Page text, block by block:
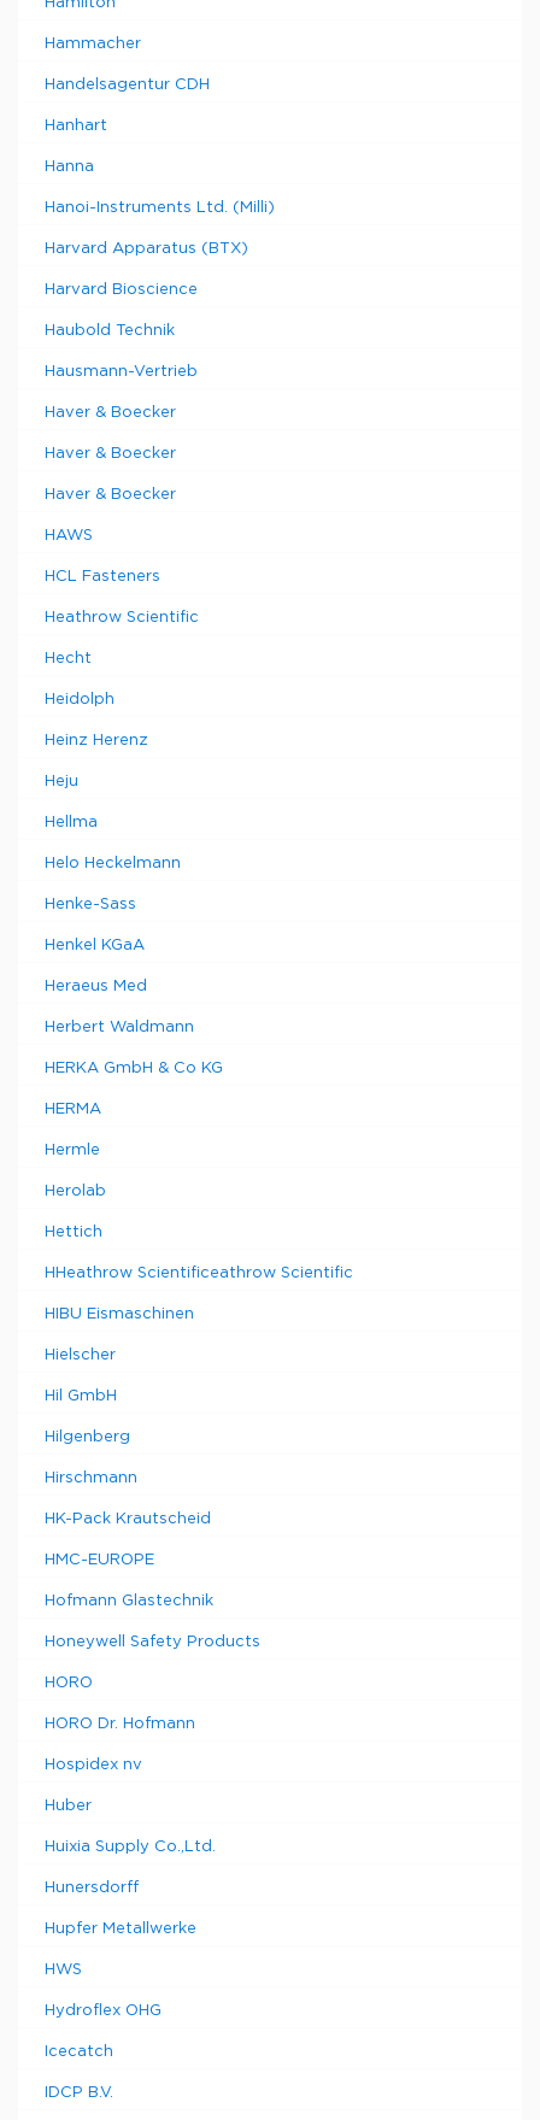
Hamilton
Hammacher
Handelsagentur CDH
Hanhart
Hanna
Hanoi-Instruments Ltd. (Milli)
Harvard Apparatus (BTX)
Harvard Bioscience
Haubold Technik
Hausmann-Vertrieb
Haver & Boecker
Haver & Boecker
Haver & Boecker
HAWS
HCL Fasteners
Heathrow Scientific
Hecht
Heidolph
Heinz Herenz
Heju
Hellma
Helo Heckelmann
Henke-Sass
Henkel KGaA
Heraeus Med
Herbert Waldmann
HERKA GmbH & Co KG
HERMA
Hermle
Herolab
Hettich
HHeathrow Scientificeathrow Scientific
HIBU Eismaschinen
Hielscher
Hil GmbH
Hilgenberg
Hirschmann
HK-Pack Krautscheid
HMC-EUROPE
Hofmann Glastechnik
Honeywell Safety Products
HORO
HORO Dr. Hofmann
Hospidex nv
Huber
Huixia Supply Co.,Ltd.
Hunersdorff
Hupfer Metallwerke
HWS
Hydroflex OHG
Icecatch
IDCP B.V.